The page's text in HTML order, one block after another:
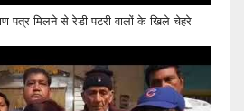
पत्र मिलने से रेडी पटरी वालों के खिले चेहरे